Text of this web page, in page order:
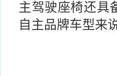
主驾驶座椅还具
自主品牌车型来